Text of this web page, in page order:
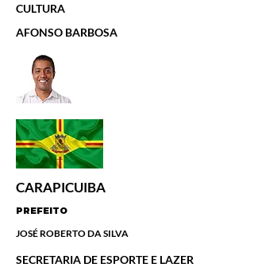
CULTURA
AFONSO BARBOSA
CARAPICUIBA
PREFEITO
JOSÉ ROBERTO DA SILVA
SECRETARIA DE ESPORTE E LAZER